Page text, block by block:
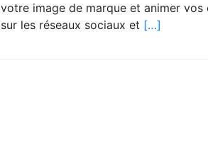
votre image de marque et animer vos
sur les réseaux sociaux et […]